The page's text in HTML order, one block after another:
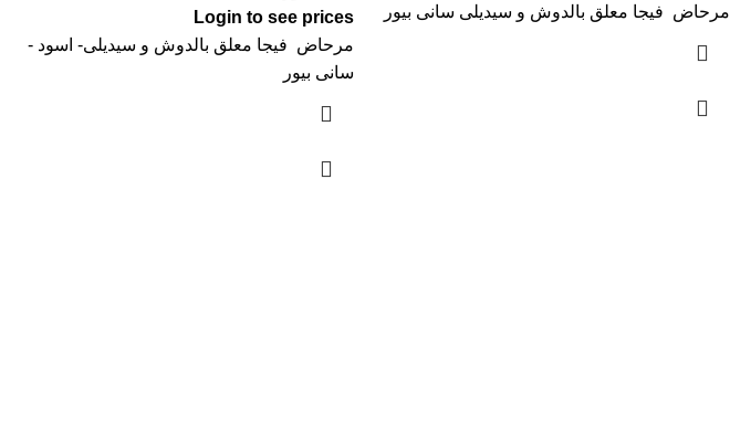
مرحاض فيجا معلق بالدوش و سيديلى سانى بيور
Login to see prices
مرحاض فيجا معلق بالدوش و سيديلى- اسود -
سانى بيور